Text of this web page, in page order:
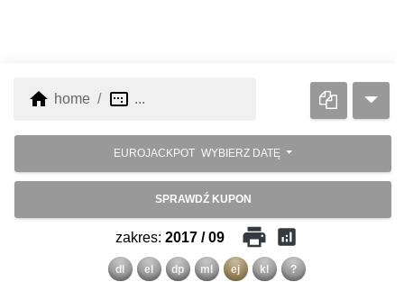
home home image_aspect_ratio ...
EUROJACKPOT WYBIERZ DATĘ
SPRAWDŹ KUPON
zakres: 2017 / 09 print analytics
dl el dp ml ej kl ?